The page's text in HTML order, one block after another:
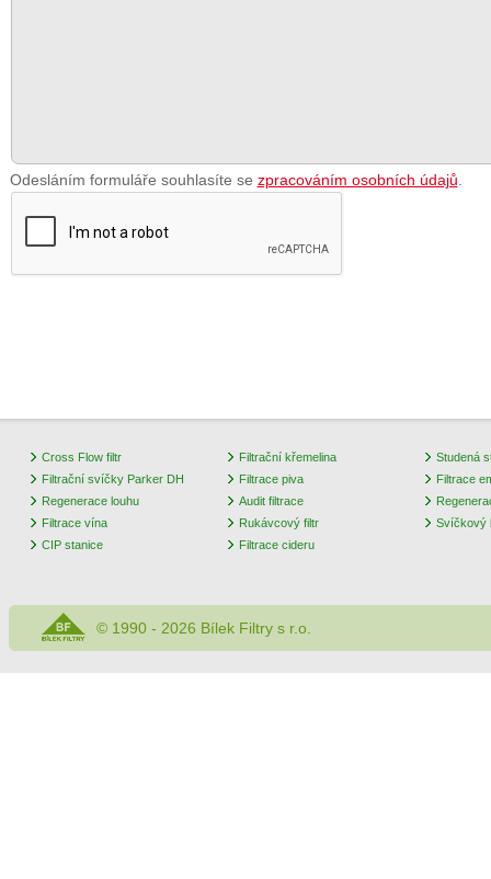
Odesláním formuláře souhlasíte se zpracováním osobních údajů
Cross Flow filtr
Filtrační svíčky Parker DH
Regenerace louhu
Filtrace vína
CIP stanice
Filtrační křemelina
Filtrace piva
Audit filtrace
Rukávcový filtr
Filtrace cideru
Studená
Filtrace
Svíčkový
© 1990 - 2026 Bílek Filtry s r.o.